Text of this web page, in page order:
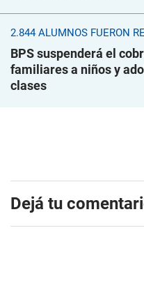
2.844 ALUMNOS FUERON
BPS suspenderá el
familiares a niños y
clases
Dejá tu